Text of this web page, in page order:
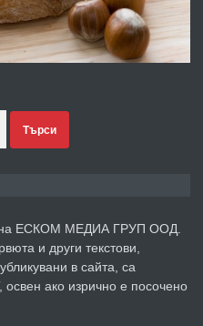
преди 1 година
зеленчукорезачка
преди 2 години
уроци по
Търси
на ЕСКОМ МЕДИА ГРУП ООД.
и други текстови,
в сайта, са
освен ако изрично е посочено